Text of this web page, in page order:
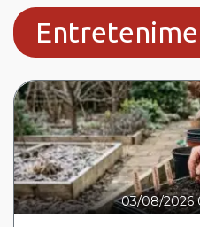
03/08/2026